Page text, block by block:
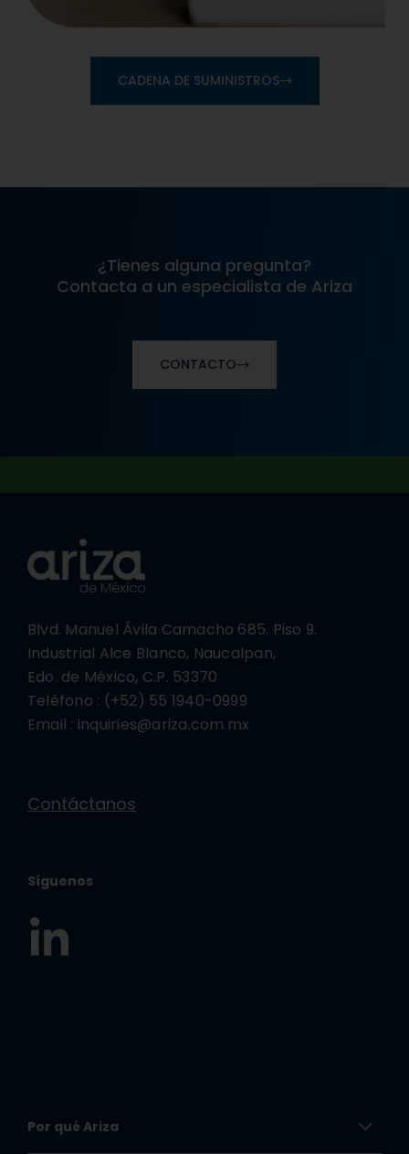
CADENA DE SUMINISTROS
¿Tienes alguna pregunta?
Contacta a un especialista de Ariza
CONTACTO
Blvd. Manuel Ávila Camacho 685. Piso 9.
Industrial Alce Blanco, Naucalpan,
Edo. de México, C.P. 53370
Teléfono : (+52) 55 1940-0999
Email : inquiries@ariza.com.mx
Contáctanos
Síguenos
Por qué Ariza